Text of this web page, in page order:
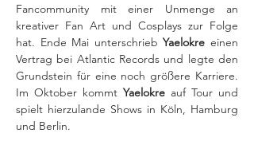
Fancommunity mit einer Unmenge an
kreativer Fan Art und Cosplays zur Folge
hat. Ende Mai unterschrieb Yaelokre einen
Vertrag bei Atlantic Records und legte den
Grundstein für eine noch größere Karriere.
Im Oktober kommt Yaelokre auf Tour und
spielt hierzulande Shows in Köln, Hamburg
und Berlin.